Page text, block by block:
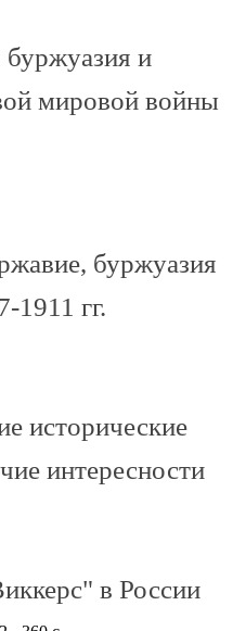
и
мировой войны
буржуазия
1911 гг.
исторические
интересности
в России